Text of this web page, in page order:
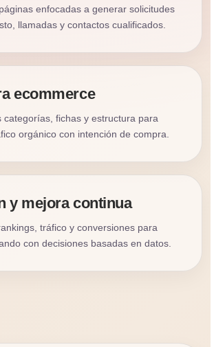
enfocadas a generar solicitudes
llamadas y contactos cualificados.
ecommerce
categorías, fichas y estructura para
orgánico con intención de compra.
y mejora continua
tráfico y conversiones para
con decisiones basadas en datos.